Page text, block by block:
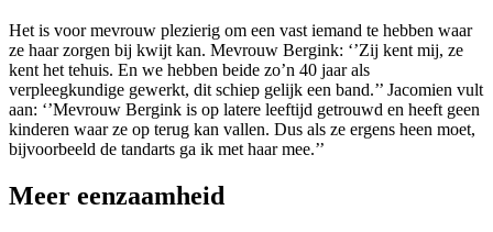
Het is voor mevrouw plezierig om een vast iemand te hebben waar
ze haar zorgen bij kwijt kan. Mevrouw Bergink: ‘’Zij kent mij, ze
kent het tehuis. En we hebben beide zo’n 40 jaar als
verpleegkundige gewerkt, dit schiep gelijk een band.’’ Jacomien vult
aan: ‘’Mevrouw Bergink is op latere leeftijd getrouwd en heeft geen
kinderen waar ze op terug kan vallen. Dus als ze ergens heen moet,
bijvoorbeeld de tandarts ga ik met haar mee.’’
Meer eenzaamheid